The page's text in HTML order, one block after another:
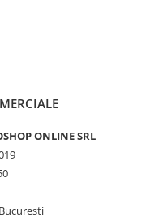
ONLINE SRL